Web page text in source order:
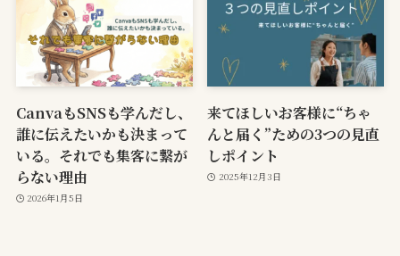
CanvaもSNSも学んだし、
誰に伝えたいかも決まって
いる。それでも集客に繋が
らない理由
2026年1月5日
来てほしいお客様に“ちゃ
んと届く”ための3つの見直
しポイント
2025年12月3日